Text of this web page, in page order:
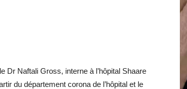
Dr Naftali Gross, interne à l’hôpital Shaare
du département corona de l’hôpital et le